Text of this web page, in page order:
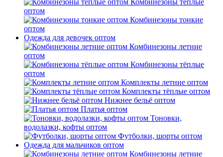
Комбинезоны тёплые
оптом
Комбинезоны тонкие
оптом
Одежда для девочек оптом
Комбинезоны летние
оптом
Комбинезоны тёплые
оптом
Комплекты летние оптом
Комплекты тёплые оптом
Нижнее бельё оптом
Платья оптом
Тоновки,
водолазки, кофты оптом
Футболки, шорты оптом
Одежда для мальчиков оптом
Комбинезоны летние